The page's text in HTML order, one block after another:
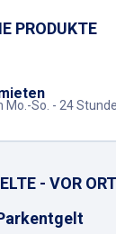
PRODUKTE
Mo.-So. - 24
- VOR